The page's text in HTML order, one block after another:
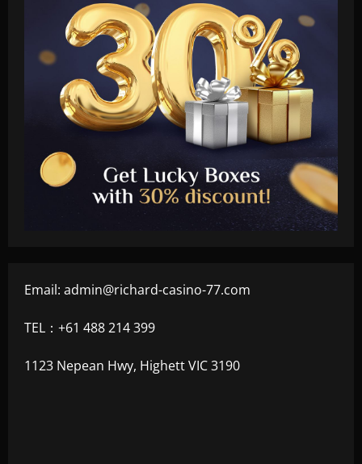
Email: admin@richard-casino-77.com
TEL：+61 488 214 399
1123 Nepean Hwy, Highett VIC 3190